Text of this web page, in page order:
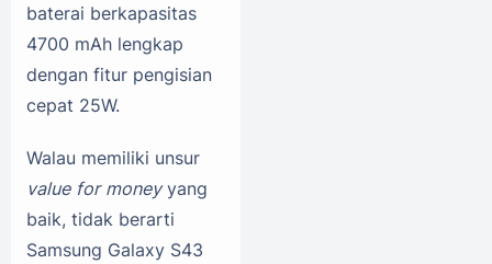
baterai berkapasitas
4700 mAh lengkap
dengan fitur pengisian
cepat 25W.
Walau memiliki unsur
value for moneyyang
baik, tidak berarti
Samsung Galaxy S43